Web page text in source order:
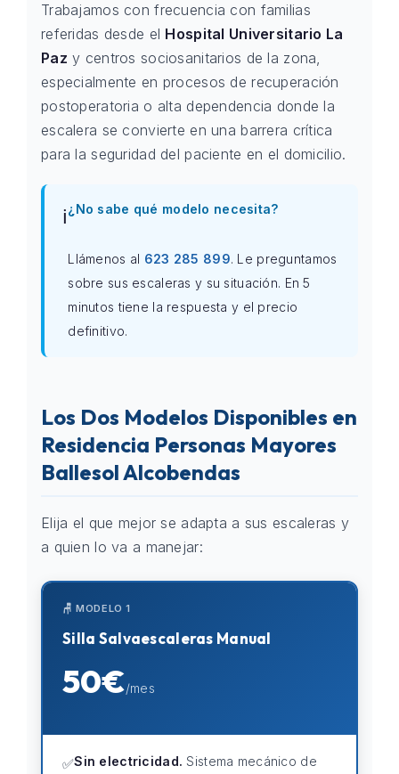
Trabajamos con frecuencia con familias
referidas desde el Hospital Universitario La
Paz y centros sociosanitarios de la zona,
especialmente en procesos de recuperación
postoperatoria o alta dependencia donde la
escalera se convierte en una barrera crítica
para la seguridad del paciente en el domicilio.
ℹ️¿No sabe qué modelo necesita?
Llámenos al 623 285 899. Le preguntamos
sobre sus escaleras y su situación. En 5
minutos tiene la respuesta y el precio
definitivo.
Los Dos Modelos Disponibles en
Residencia Personas Mayores
Ballesol Alcobendas
Elija el que mejor se adapta a sus escaleras y
a quien lo va a manejar:
🪑 MODELO 1
Silla Salvaescaleras Manual
50€/mes
✅Sin electricidad. Sistema mecánico de